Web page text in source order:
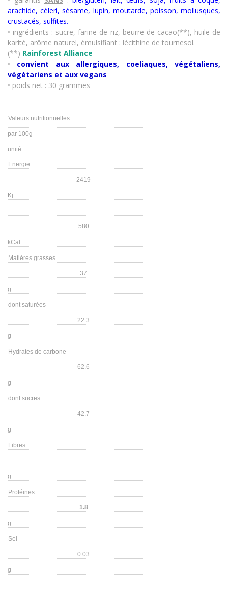
arachide, céleri, sésame, lupin, moutarde, poisson, mollusques,
crustacés, sulfites.
• ingrédients : sucre, farine de riz, beurre de cacao(**), huile de
karité, arôme naturel, émulsifiant : lécithine de tournesol.
(**) Rainforest Alliance
• convient aux allergiques, coeliaques, végétaliens,
végétariens et aux vegans
• poids net : 30 grammes
Valeurs nutritionnelles
par 100g
unité
Energie
2419
Kj
580
kCal
Matières grasses
37
g
dont saturées
22.3
g
Hydrates de carbone
62.6
g
dont sucres
42.7
g
Fibres
g
Protéines
1.8
g
Sel
0.03
g